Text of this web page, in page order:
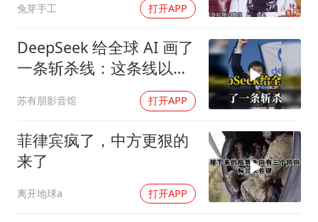
奋进开新局 实干挑大梁
兔芽手工 打开APP
DeepSeek 给全球 AI 画了
一条斩杀线：这条线以下
的，趁早都别干了！
苏有朋影音馆 打开APP
菲律宾疯了，中方更狠的
来了
离开地球a 打开APP